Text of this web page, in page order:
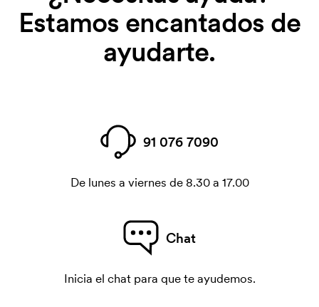
Estamos encantados de
ayudarte.
91 076 7090
De lunes a viernes de 8.30 a 17.00
Chat
Inicia el chat para que te ayudemos.